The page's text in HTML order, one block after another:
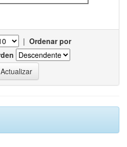
| Ordenar por